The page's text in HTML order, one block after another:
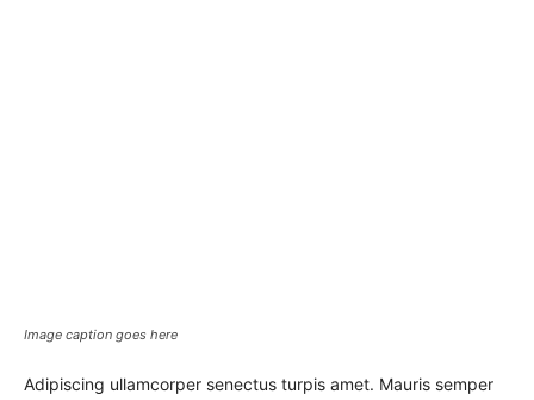
Image caption goes here
Adipiscing ullamcorper senectus turpis amet. Mauris semper